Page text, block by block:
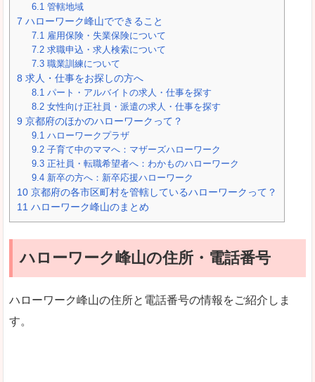
6.1 管轄地域
7 ハローワーク峰山でできること
7.1 雇用保険・失業保険について
7.2 求職申込・求人検索について
7.3 職業訓練について
8 求人・仕事をお探しの方へ
8.1 パート・アルバイトの求人・仕事を探す
8.2 女性向け正社員・派遣の求人・仕事を探す
9 京都府のほかのハローワークって？
9.1 ハローワークプラザ
9.2 子育て中のママへ：マザーズハローワーク
9.3 正社員・転職希望者へ：わかものハローワーク
9.4 新卒の方へ：新卒応援ハローワーク
10 京都府の各市区町村を管轄しているハローワークって？
11 ハローワーク峰山のまとめ
ハローワーク峰山の住所・電話番号
ハローワーク峰山の住所と電話番号の情報をご紹介しま
す。